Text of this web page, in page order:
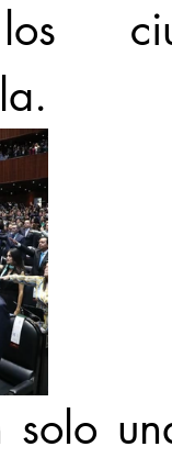
solo